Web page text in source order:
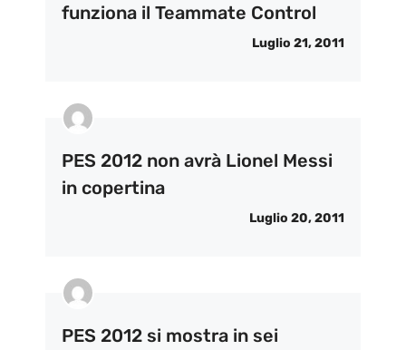
funziona il Teammate Control
Luglio 21, 2011
PES 2012 non avrà Lionel Messi
in copertina
Luglio 20, 2011
PES 2012 si mostra in sei